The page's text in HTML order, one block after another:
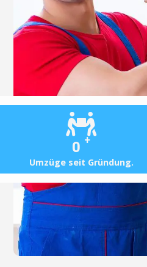
0 +
Umzüge seit Gründung.